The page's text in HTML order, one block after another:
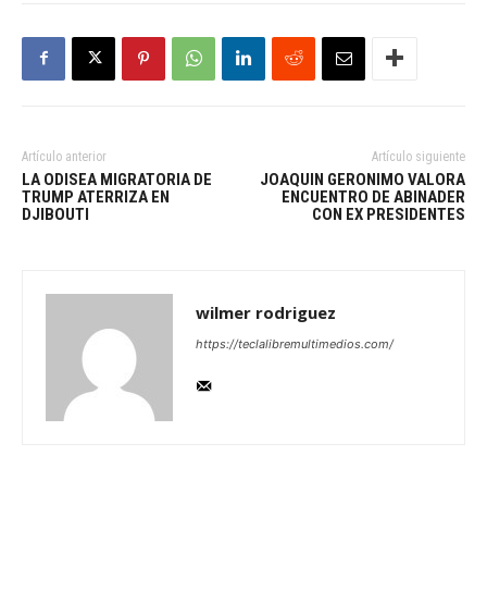
Artículo anterior
LA ODISEA MIGRATORIA DE
TRUMP ATERRIZA EN
DJIBOUTI
Artículo siguiente
JOAQUIN GERONIMO VALORA
ENCUENTRO DE ABINADER
CON EX PRESIDENTES
wilmer rodriguez
https://teclalibremultimedios.com/